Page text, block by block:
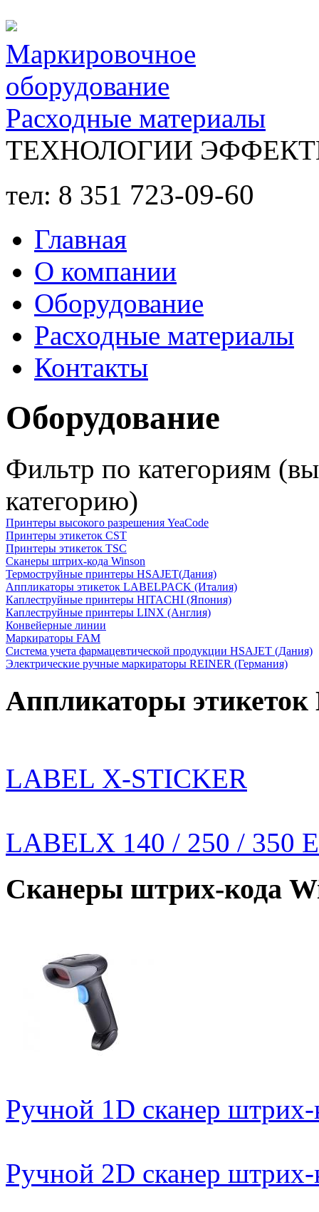
Маркировочное
оборудование
Расходные материалы
ТЕХНОЛОГИИ
тел: 8 351 723-09-60
Главная
О компании
Оборудование
Расходные материалы
Контакты
Оборудование
Фильтр по категориям
категорию)
Принтеры высокого разрешения YeaCode
Принтеры этикеток CST
Принтеры этикеток TSC
Сканеры штрих-кода Winson
Термоструйные принтеры HSAJET(Дания)
Аппликаторы этикеток LABELPACK (Италия)
Каплеструйные принтеры HITACHI (Япония)
Каплеструйные принтеры LINX (Англия)
Конвейерные линии
Маркираторы FAM
Система учета фармацевтической продукции HSAJET (Дания)
Электрические ручные маркираторы REINER (Германия)
Аппликаторы
LABEL X-STICKER
LABELX 140 / 250 / 350
Сканеры штрих-кода
Ручной 1D сканер
Ручной 2D сканер